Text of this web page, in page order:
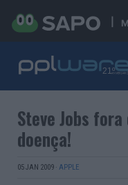
Steve Jobs
doença!
05 JAN 2009 · APPLE